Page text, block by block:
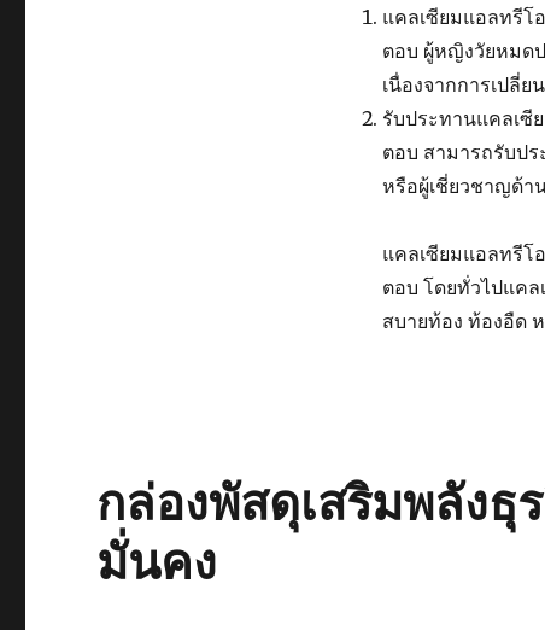
แคลเซียมแอลทรีโ
ตอบ ผู้หญิงวัยหมด
เนื่องจากการเปลี่
รับประทานแคลเซี
ตอบ สามารถรับป
หรือผู้เชี่ยวชาญด้า
แคลเซียมแอลทรีโ
ตอบ โดยทั่วไปแคล
สบายท้อง ท้องอืด
กล่องพัสดุเสริมพลังธุ
มั่นคง